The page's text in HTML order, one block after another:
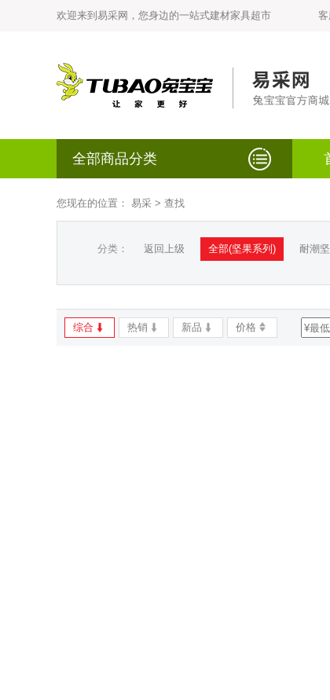
欢迎来到易采网，您身边的一站式建材家具超市
全部商品分类
您现在的位置： 易采 > 查找
分类： 返回上级 全部(坚果系列) 耐潮
综合 热销 新品 价格